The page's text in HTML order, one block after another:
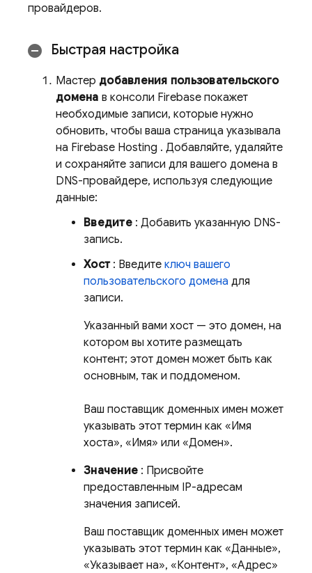
провайдеров.
Быстрая настройка
Мастер добавления пользовательского
домена в консоли Firebaseпокажет
необходимые записи, которые нужно
обновить, чтобы ваша страница указывала
на Firebase Hosting . Добавляйте, удаляйте
и сохраняйте записи для вашего домена в
DNS-провайдере, используя следующие
данные:
Введите: Добавить указанную DNS-
запись.
Хост: Введите ключ вашего
пользовательского домена для
записи.
Указанный вами хост — это домен, на
котором вы хотите размещать
контент; этот домен может быть как
основным, так и поддоменом.
Ваш поставщик доменных имен может
указывать этот термин как «Имя
хоста», «Имя» или «Домен».
Значение : Присвойте
предоставленным IP-адресам
значения записей.
Ваш поставщик доменных имен может
указывать этот термин как «Данные»,
«Указывает на», «Контент», «Адрес»